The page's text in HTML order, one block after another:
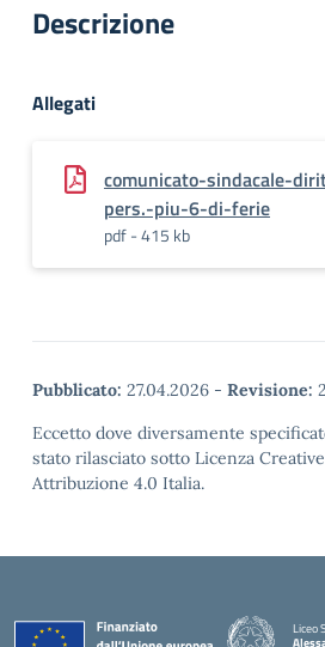
Descrizione
Allegati
comunicato-sindacale-
pers.-piu-6-di-ferie
pdf - 415 kb
Pubblicato: 27.04.2026 - Revisione:
Eccetto dove diversamente
stato rilasciato sotto Licenza
Attribuzione 4.0 Italia.
Liceo